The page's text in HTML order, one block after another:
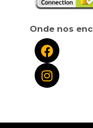
Onde nos